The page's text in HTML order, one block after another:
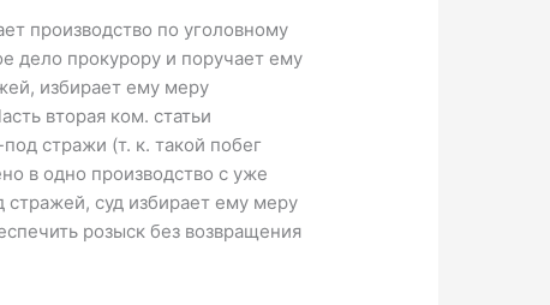
производство по уголовному
дело прокурору и поручает ему
избирает ему меру
вторая ком. статьи
стражи (т. к. такой побег
в одно производство с уже
суд избирает ему меру
розыск без возвращения